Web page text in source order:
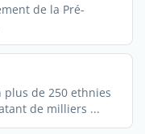
de la Pré-
plus de 250 ethnies
de milliers ...